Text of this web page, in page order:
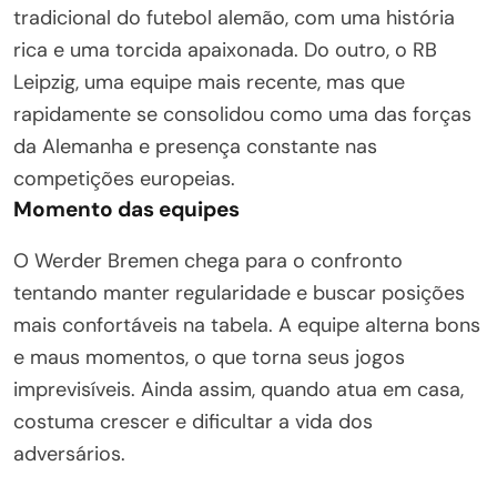
tradicional do futebol alemão, com uma história
rica e uma torcida apaixonada. Do outro, o RB
Leipzig, uma equipe mais recente, mas que
rapidamente se consolidou como uma das forças
da Alemanha e presença constante nas
competições europeias.
Momento das equipes
O Werder Bremen chega para o confronto
tentando manter regularidade e buscar posições
mais confortáveis na tabela. A equipe alterna bons
e maus momentos, o que torna seus jogos
imprevisíveis. Ainda assim, quando atua em casa,
costuma crescer e dificultar a vida dos
adversários.